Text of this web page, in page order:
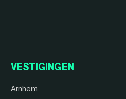
VESTIGINGEN
Arnhem